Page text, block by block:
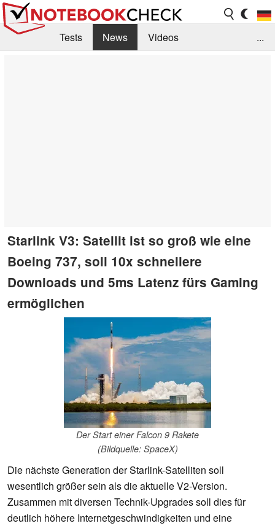
Tests News
Videos
...
Starlink V3: Satellit ist so groß wie eine
Boeing 737, soll 10x schnellere
Downloads und 5ms Latenz fürs Gaming
ermöglichen
Der Start einer Falcon 9 Rakete
(Bildquelle: SpaceX)
Die nächste Generation der Starlink-Satelliten soll
wesentlich größer sein als die aktuelle V2-Version.
Zusammen mit diversen Technik-Upgrades soll dies für
deutlich höhere Internetgeschwindigkeiten und eine